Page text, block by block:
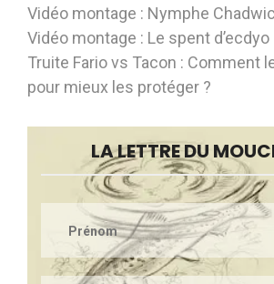
Vidéo montage : Nymphe
Vidéo montage : Le spent d’ecdyo
Truite Fario vs Tacon : Comment
pour mieux les protéger ?
LA LETTRE DU